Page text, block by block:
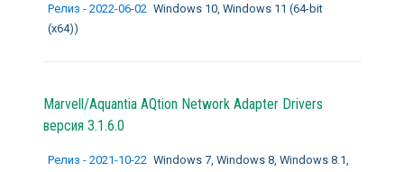
Релиз - 2022-06-02 Windows 10, Windows 11 (64-bit
(x64))
Marvell/Aquantia AQtion Network Adapter Drivers
версия 3.1.6.0
Релиз - 2021-10-22 Windows 7, Windows 8, Windows 8.1,